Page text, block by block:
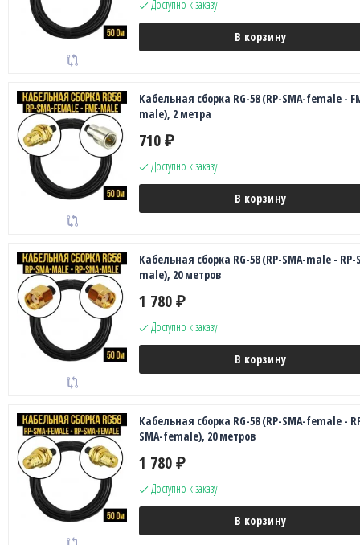
Доступно к заказу
В корзину
Кабельная сборка RG-58 (RP-SMA-female -
male), 2 метра
710 ₽
Доступно к заказу
В корзину
Кабельная сборка RG-58 (RP-SMA-male - RP-
male), 20 метров
1 780 ₽
Доступно к заказу
В корзину
Кабельная сборка RG-58 (RP-SMA-female -
SMA-female), 20 метров
1 780 ₽
Доступно к заказу
В корзину